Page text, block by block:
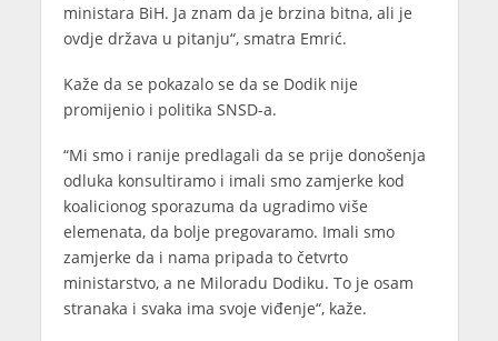
ministara BiH. Ja znam da je brzina bitna, ali je
ovdje država u pitanju“, smatra Emrić.
Kaže da se pokazalo se da se Dodik nije
promijenio i politika SNSD-a.
“Mi smo i ranije predlagali da se prije donošenja
odluka konsultiramo i imali smo zamjerke kod
koalicionog sporazuma da ugradimo više
elemenata, da bolje pregovaramo. Imali smo
zamjerke da i nama pripada to četvrto
ministarstvo, a ne Miloradu Dodiku. To je osam
stranaka i svaka ima svoje viđenje“, kaže.